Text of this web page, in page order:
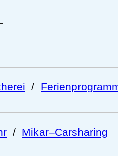
/
/ Mikar–Carsharing